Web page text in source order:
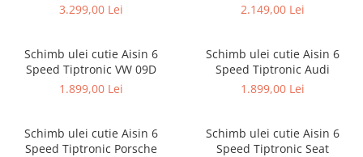
3.299,00 Lei
2.149,00 Lei
Schimb ulei cutie Aisin 6
Speed Tiptronic VW 09D
1.899,00 Lei
Schimb ulei cutie Aisin 6
Speed Tiptronic Audi
1.899,00 Lei
Schimb ulei cutie Aisin 6
Speed Tiptronic Porsche
Schimb ulei cutie Aisin 6
Speed Tiptronic Seat